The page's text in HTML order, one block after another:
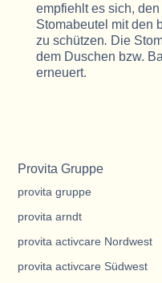
empfiehlt es sich,
Stomabeutel mit den
zu schützen. Die
dem Duschen bzw.
erneuert.
Provita Gruppe
provita gruppe
provita arndt
provita activcare Nordwest
provita activcare Südwest